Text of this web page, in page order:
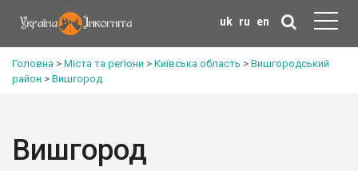
uk ru en
Головна > Міста та регіони > Київська область > Вишгородський
район > Вишгород
Вишгород